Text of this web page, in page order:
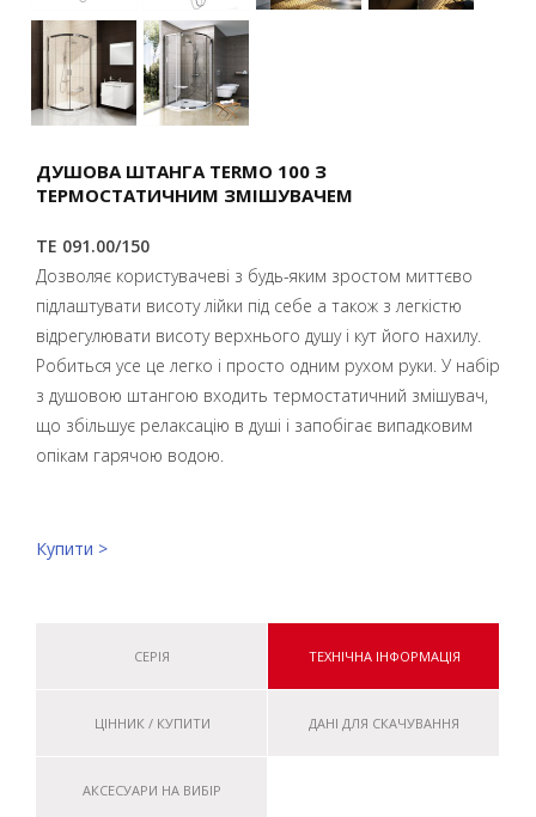
ДУШОВА ШТАНГА TERMO 100 З
ТЕРМОСТАТИЧНИМ ЗМІШУВАЧЕМ
TE 091.00/150
Дозволяє користувачеві з будь-яким зростом миттєво
підлаштувати висоту лійки під себе а також з легкістю
відрегулювати висоту верхнього душу і кут його нахилу.
Робиться усе це легко і просто одним рухом руки. У набір
з душовою штангою входить термостатичний змішувач,
що збільшує релаксацію в душі і запобігає випадковим
опікам гарячою водою.
Купити >
СЕРІЯ ТЕХНІЧНА ІНФОРМАЦІЯ
ЦІННИК / КУПИТИ ДАНІ ДЛЯ СКАЧУВАННЯ
АКСЕСУАРИ НА ВИБІР